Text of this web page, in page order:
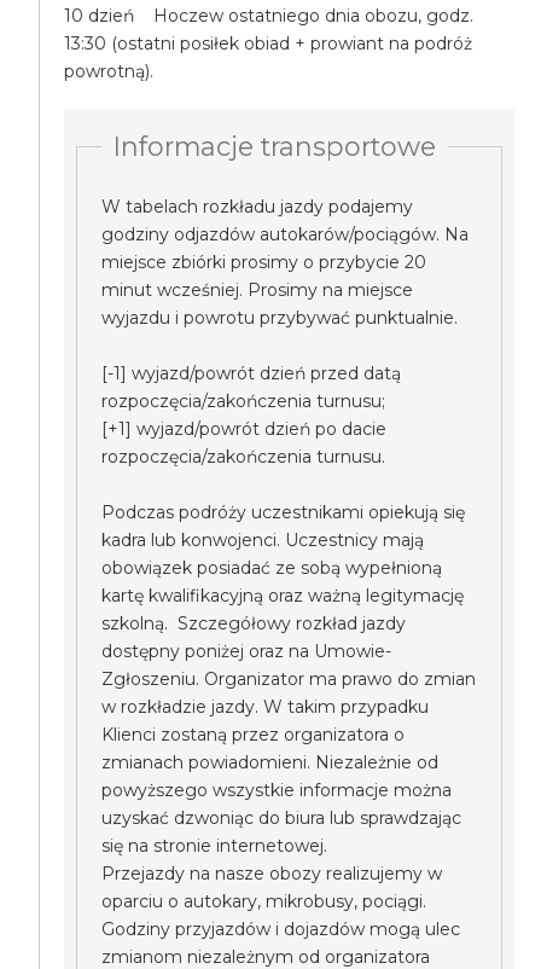
10 dzień Hoczew ostatniego dnia obozu, godz.
13:30 (ostatni posiłek obiad + prowiant na podróż
powrotną).
Informacje transportowe
W tabelach rozkładu jazdy podajemy
godziny odjazdów autokarów/pociągów. Na
miejsce zbiórki prosimy o przybycie 20
minut wcześniej. Prosimy na miejsce
wyjazdu i powrotu przybywać punktualnie.
[-1] wyjazd/powrót dzień przed datą
rozpoczęcia/zakończenia turnusu;
[+1] wyjazd/powrót dzień po dacie
rozpoczęcia/zakończenia turnusu.
Podczas podróży uczestnikami opiekują się
kadra lub konwojenci. Uczestnicy mają
obowiązek posiadać ze sobą wypełnioną
kartę kwalifikacyjną oraz ważną legitymację
szkolną. Szczegółowy rozkład jazdy
dostępny poniżej oraz na Umowie-
Zgłoszeniu. Organizator ma prawo do zmian
w rozkładzie jazdy. W takim przypadku
Klienci zostaną przez organizatora o
zmianach powiadomieni. Niezależnie od
powyższego wszystkie informacje można
uzyskać dzwoniąc do biura lub sprawdzając
się na stronie internetowej.
Przejazdy na nasze obozy realizujemy w
oparciu o autokary, mikrobusy, pociągi.
Godziny przyjazdów i dojazdów mogą ulec
zmianom niezależnym od organizatora